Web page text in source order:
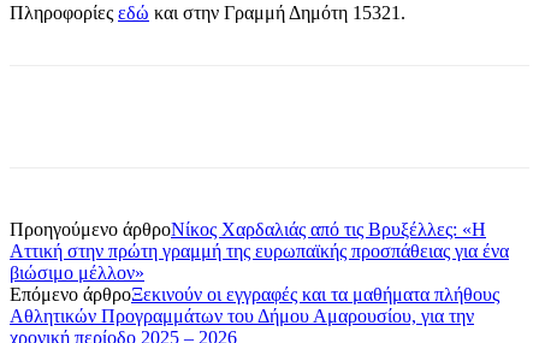
Πληροφορίες εδώ και στην Γραμμή Δημότη 15321.
Προηγούμενο άρθροΝίκος Χαρδαλιάς από τις Βρυξέλλες: «Η
Αττική στην πρώτη γραμμή της ευρωπαϊκής προσπάθειας για ένα
βιώσιμο μέλλον»
Επόμενο άρθροΞεκινούν οι εγγραφές και τα μαθήματα πλήθους
Αθλητικών Προγραμμάτων του Δήμου Αμαρουσίου, για την
χρονική περίοδο 2025 – 2026